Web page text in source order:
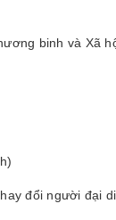
binh và Xã
đổi người đại